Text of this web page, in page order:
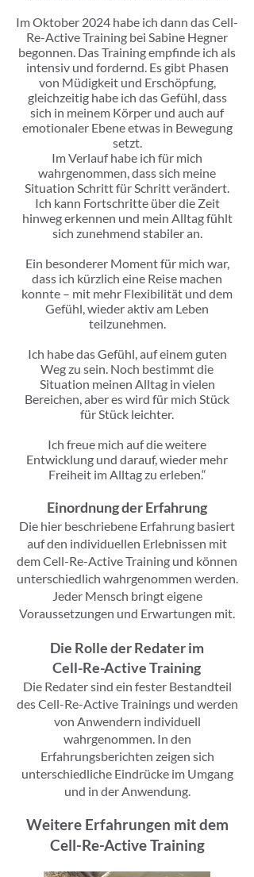
Im Oktober 2024 habe ich dann das Cell-
Re-Active Training bei Sabine Hegner
begonnen. Das Training empfinde ich als
intensiv und fordernd. Es gibt Phasen
von Müdigkeit und Erschöpfung,
gleichzeitig habe ich das Gefühl, dass
sich in meinem Körper und auch auf
emotionaler Ebene etwas in Bewegung
setzt.
Im Verlauf habe ich für mich
wahrgenommen, dass sich meine
Situation Schritt für Schritt verändert.
Ich kann Fortschritte über die Zeit
hinweg erkennen und mein Alltag fühlt
sich zunehmend stabiler an.
Ein besonderer Moment für mich war,
dass ich kürzlich eine Reise machen
konnte – mit mehr Flexibilität und dem
Gefühl, wieder aktiv am Leben
teilzunehmen.
Ich habe das Gefühl, auf einem guten
Weg zu sein. Noch bestimmt die
Situation meinen Alltag in vielen
Bereichen, aber es wird für mich Stück
für Stück leichter.
Ich freue mich auf die weitere
Entwicklung und darauf, wieder mehr
Freiheit im Alltag zu erleben.“
Einordnung der Erfahrung
Die hier beschriebene Erfahrung basiert
auf den individuellen Erlebnissen mit
dem Cell-Re-Active Training und können
unterschiedlich wahrgenommen werden.
Jeder Mensch bringt eigene
Voraussetzungen und Erwartungen mit.
Die Rolle der Redater im
Cell-Re-Active Training
Die Redater sind ein fester Bestandteil
des Cell-Re-Active Trainings und werden
von Anwendern individuell
wahrgenommen. In den
Erfahrungsberichten zeigen sich
unterschiedliche Eindrücke im Umgang
und in der Anwendung.
Weitere Erfahrungen mit dem
Cell-Re-Active Training